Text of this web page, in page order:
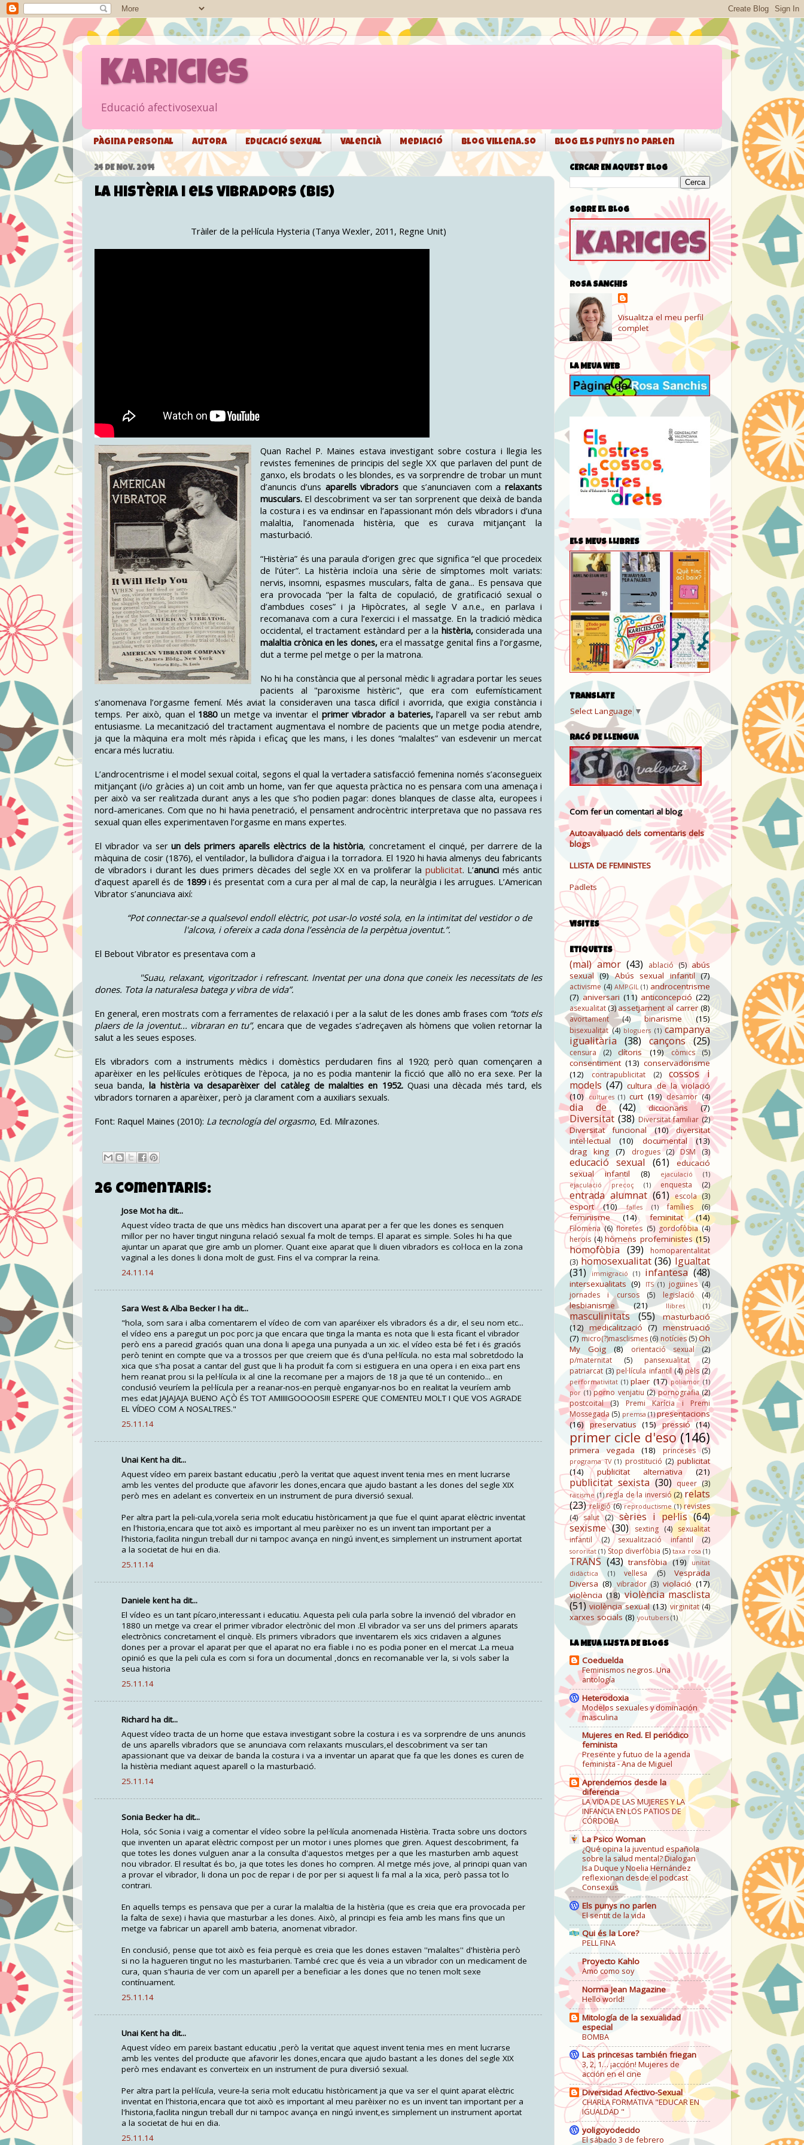
Karicies
Educació afectivosexual
Pàgina personal Autora Educació sexual Valencià Mediació Blog Villena.so Blog Els punys no parlen
24 DE NOV. 2014
La histèria i els vibradors (bis)
Tràiler de la pel·lícula Hysteria (Tanya Wexler, 2011, Regne Unit)
Quan Rachel P. Maines estava investigant sobre costura i llegia les
revistes femenines de principis del segle XX que parlaven del punt de
ganxo, els brodats o les blondes, es va sorprendre de trobar un munt
d’anuncis d’uns aparells vibradors que s’anunciaven com arelaxants
musculars. El descobriment va ser tan sorprenent que deixà de banda
la costura i es va endinsar en l’apassionant món dels vibradors i d’una
malaltia, l’anomenada histèria, que es curava mitjançant la
masturbació.
“Histèria” és una paraula d’origen grec que significa “el que procedeix
de l’úter”. La histèria incloïa una sèrie de símptomes molt variats:
nervis, insomni, espasmes musculars, falta de gana... Es pensava que
era provocada “per la falta de copulació, de gratificació sexual o
d’ambdues coses” i ja Hipòcrates, al segle V a.n.e., en parlava i
recomanava com a cura l’exercici i el massatge. En la tradició mèdica
occidental, el tractament estàndard per a la histèria,considerada una
malaltia crònica en les dones, era el massatge genital fins a l’orgasme,
dut a terme pel metge o per la matrona.
No hi ha constància que al personal mèdic li agradara portar les seues
pacients al "paroxisme histèric", que era com eufemísticament
s’anomenava l’orgasme femení. Més aviat la consideraven una tasca difícil i avorrida, que exigia constància i
temps. Per això, quan el 1880un metge va inventar el primer vibrador a bateries,l’aparell va ser rebut amb
entusiasme. La mecanització del tractament augmentava el nombre de pacients que un metge podia atendre,
ja que la màquina era molt més ràpida i eficaç que les mans, i les dones “malaltes” van esdevenir un mercat
encara més lucratiu.
L’androcentrisme i el model sexual coital, segons el qual la vertadera satisfacció femenina només s’aconsegueix
mitjançant (i/o gràcies a) un coit amb un home, van fer que aquesta pràctica no es pensara com una amenaça i
per això va ser realitzada durant anys a les que s’ho podien pagar: dones blanques de classe alta, europees i
nord-americanes. Com que no hi havia penetració, el pensament androcèntric interpretava que no passava res
sexual quan elles experimentaven l’orgasme en mans expertes.
El vibrador va serun dels primers aparells elèctrics de la història, concretament el cinqué, per darrere de la
màquina de cosir (1876), el ventilador, la bullidora d’aigua i la torradora. El 1920 hi havia almenys deu fabricants
de vibradors i durant les dues primers dècades del segle XX en va proliferar la publicitat. L’anunci més antic
d’aquest aparell és de 1899i és presentat com a cura per al mal de cap, la neuràlgia i les arrugues. L’American
Vibrator s’anunciava així:
“Pot connectar-se a qualsevol endoll elèctric, pot usar-lo vosté sola, en la intimitat del vestidoro de
l'alcova, i ofereix a cada dona l’essència de la perpètua joventut.”.
El Bebout Vibrator es presentava com a
"Suau, relaxant, vigoritzador i refrescant. Inventat per una dona que coneix les necessitats de les
dones. Tota la naturalesa batega y vibra de vida”.
En general, eren mostrats com a ferramentes de relaxació i per a la salut de les dones amb frases com “tots els
plaers de la joventut... vibraran en tu”,encara que de vegades s’adreçaven als hòmens que volien retornar la
salut a les seues esposes.
Els vibradors com a instruments mèdics i domèstics perdudaren fins al 1920; però quan començaren a
aparèixer en les pel·lícules eròtiques de l’època, ja no es podia mantenir la ficció que allò no era sexe. Per la
seua banda,la histèria va desaparèixer del catàleg de malalties en 1952.Quasi una dècada més tard, els
vibradors tornaren a aparèixer, però ja clarament com a auxiliars sexuals.
Font: Raquel Maines (2010): La tecnología del orgasmo, Ed. Milrazones.
26 comentaris:
Jose Mot ha dit...
Aquest vídeo tracta de que uns mèdics han discovert una aparat per a fer que les dones es senquen
millor per no haver tingut ninguna relació sexual fa molt de temps. El aparat es simple. Soles hi ha que
ajuntar un aparat que gire amb un plomer. Quant eixe aparat que li diuen vibradors es col·loca en la zona
vaginal a les dones li dona molt de gust. Fins el va comprar la reina.
24.11.14
Sara West & Alba Becker ! ha dit...
"hola, som sara i alba comentarem el vídeo de com van aparéixer els vibradors és a dir, el seu nom etc...
el vídeo ens a paregut un poc porc ja que encara que tinga la manta es nota que li esta ficant el vibrador
però ens a parecid graciós quan una dona li apega una punyada a un xic. el vídeo esta bé fet i és graciós
però tenint en compte que va a trossos per que creiem que és d'una pel·lícula. no esta mal sobretdodo la
xica que s'ha posat a cantar del gust que li ha produït fa com si estiguera en una opera i en eixa part ens
hem reanat prou si la pel·lícula ix al cine la recomane per a majors de 18 ja que té un contenido... en
conclusió veuríem la pel·lícula per a reanar-nos-en perquè enganyar-nos bo en realitat la veuríem amb
mes edat JAJAJAJA BUENO AÇÒ ÉS TOT AMIIIIGOOOOS!!! ESPERE QUE COMENTEU MOLT I QUE VOS AGRADE
EL VÍDEO COM A NOSALTRES."
25.11.14
Unai Kent ha dit...
Aquest vídeo em pareix bastant educatiu ,però la veritat que aquest invent tenia mes en ment lucrarse
amb les ventes del producte que afavorir les dones,encara que ajudo bastant a les dones del segle XIX
però mes en adelant es converteix en un instrument de pura diversió sexual.
Per altra part la peli-cula,vorela seria molt educatiu històricament ja que fue el quint aparat elèctric inventat
en l'historia,encara que tot això es important al meu parèixer no es un invent tan important per a
l'historia,facilita ningun treball dur ni tampoc avança en ningú invent,es simplement un instrument aportat
a la societat de hui en dia.
25.11.14
Daniele kent ha dit...
El vídeo es un tant pícaro,interessant i educatiu. Aquesta peli cula parla sobre la invenció del vibrador en
1880 un metge va crear el primer vibrador electrònic del mon .El vibrador va ser uns del primers aparats
electrònics concretament el cinquè. Els primers vibradors que inventarem els xics cridaven a algunes
dones per a provar el aparat per que el aparat no era fiable i no es podia poner en el mercat .La meua
opinió es que la peli cula es com si fora un documental ,doncs en recomanable ver la, si vols saber la
seua historia
25.11.14
Richard ha dit...
Aquest vídeo tracta de un home que estava investigant sobre la costura i es va sorprendre de uns anuncis
de uns aparells vibradors que se anunciava com relaxants musculars,el descobriment va ser tan
apassionant que va deixar de banda la costura i va a inventar un aparat que fa que les dones es curen de
la histèria mediant aquest aparell o la masturbació.
25.11.14
Sonia Becker ha dit...
Hola, sóc Sonia i vaig a comentar el vídeo sobre la pel·lícula anomenada Histèria. Tracta sobre uns doctors
que inventen un aparat elèctric compost per un motor i unes plomes que giren. Aquest descobriment, fa
que totes les dones vulguen anar a la consulta d'aquestos metges per a que les masturben amb aquest
nou vibrador. El resultat és bo, ja que totes les dones ho compren. Al metge més jove, al principi quan van
a provar el vibrador, li dona un poc de repar i de por per si aquest li fa mal a la xica, però passa tot lo
contrari.
En aquells temps es pensava que per a curar la malaltia de la histèria (que es creia que era provocada per
la falta de sexe) i havia que masturbar a les dones. Això, al principi es feia amb les mans fins que un
metge va fabricar un aparell amb bateria, anomenat vibrador.
En conclusió, pense que tot això es feia perquè es creia que les dones estaven ''malaltes'' d'histèria però
si no la hagueren tingut no les masturbarien. També crec que és veia a un vibrador con un medicament de
cura, quan s'hauria de ver com un aparell per a beneficiar a les dones que no tenen molt sexe
contínuament.
25.11.14
Unai Kent ha dit...
Aquest vídeo em pareix bastant educatiu ,però la veritat que aquest invent tenia mes en ment lucrarse
amb les ventes del producte que afavorir les dones,encara que ajudo bastant a les dones del segle XIX
però mes endavant es converteix en un instrument de pura diversió sexual.
Per altra part la pel·lícula, veure-la seria molt educatiu històricament ja que va ser el quint aparat elèctric
inventat en l'historia,encara que tot això es important al meu parèixer no es un invent tan important per a
l'historia,facilita ningun treball dur ni tampoc avança en ningú invent,es simplement un instrument aportat
a la societat de hui en dia.
25.11.14
CERCAR EN AQUEST BLOG
SOBRE EL BLOG
ROSA SANCHIS
Visualitza el meu perfil
complet
LA MEUA WEB
ELS MEUS LLIBRES
TRANSLATE
Select Language ▼
RACÓ DE LLENGUA
Com fer un comentari al blog
Autoavaluació dels comentaris dels
blogs
LLISTA DE FEMINISTES
Padlets
VISITES
ETIQUETES
(mal) amor (43) ablació (5) abús
sexual (9) Abús sexual infantil (7)
activisme (4) AMPGIL (1) androcentrisme
(7) aniversari (11) anticoncepció (22)
asexualitat (3)assetjament al carrer (8)
avortament (4) binarisme (15)
bisexualitat (4) bloguers (1) campanya
igualitària
(38) cançons (25)
censura (2) clítoris (19) còmics (5)
consentiment (13) conservadorisme
(12)
contrapublicitat (2)
cossos i
models (47) cultura de la violació
(10) cultures (1) curt (19) desamor (4)
dia de (42) diccionaris (7)
Diversitat (38) Diversitat familiar (2)
Diversitat funcional (10)
diversitat
intel·lectual
(10) documental
(13)
drag king
(7) drogues (2) DSM (3)
educació sexual (61)
educació
sexual infantil
(8) ejaculació
(1)
ejaculació precoç
(1) enquesta (2)
entrada alumnat (61) escola (3)
esport (10) falles (1) famílies (6)
feminisme (14) feminitat (14)
Filomena (6) floretes (5) gordofòbia (4)
herois (4) hòmens profeministes (15)
homofòbia (39)
homoparentalitat
(3) homosexualitat (36) Igualtat
(31)
immigració (1) infantesa (48)
intersexualitats (9) ITS (1) joguines (4)
jornades i cursos
(5) legislació (4)
lesbianisme (21) llibres (1)
masculinitats (55)
masturbació
(12) medicalització (7) menstruació
(7) micro(?)masclismes (6) notícies(5)Oh
My Goig
(8) orientació sexual
(2)
p/maternitat
(5) pansexualitat
(2)
patriarcat (3) pel·lícula infantil (4) pèls (2)
performativitat (1) plaer (17) poliamor (1)
por (1) porno venjatiu (2) pornografia (2)
postcoital
(3)
Premi Karícia i Premi
Mossegada (5) premsa (1) presentacions
(16) preservatius (15) pressió (14)
primer cicle d'eso (146)
primera vegada (18) princeses (5)
programa TV (1) prostitució (2) publicitat
(14)
publicitat alternativa (21)
publicitat sexista (30) queer (3)
racisme (1) regla de la inversió (2) relats
(23) religió (6) reproductisme (1) revistes
(4) salut (2) sèries i pel·lis (64)
sexisme (30) sexting (4) sexualitat
infantil
(2) sexualització infantil (2)
sororitat (1) Stop diverfòbia (5) taxa rosa (1)
TRANS (43) transfòbia (19)
unitat
didàctica
(1) vellesa (5)
Vesprada
Diversa (8) vibrador (3) violació (17)
violència (18) violència masclista
(51) violència sexual (13) virginitat (4)
xarxes socials (8) youtubers (1)
LA MEUA LLISTA DE BLOGS
Coeduelda
Feminismos negros. Una
antología
Heterodoxia
Modelos sexuales y dominación
masculina
Mujeres en Red. El periódico
feminista
Presente y futuo de la agenda
feminista - Ana de Miguel
Aprendemos desde la
diferencia
LA VIDA DE LAS MUJERES Y LA
INFANCIA EN LOS PATIOS DE
CÓRDOBA
La Psico Woman
¿Qué opina la juventud española
sobre la salud mental? Dialogan
Isa Duque y Noelia Hernández
reflexionan desde el podcast
Consexus
Els punys no parlen
El sentit de la vida
Qui és la Lore?
PELL FINA
Proyecto Kahlo
Amo como soy
Norma Jean Magazine
Hello world!
Mitología de la sexualidad
especial
BOMBA
Las princesas también friegan
3, 2, 1… ¡acción! Mujeres de
acción en el cine
Diversidad Afectivo-Sexual
CHARLA FORMATIVA "EDUCAR EN
IGUALDAD "
yoligoyodecido
El sábado 3 de febrero